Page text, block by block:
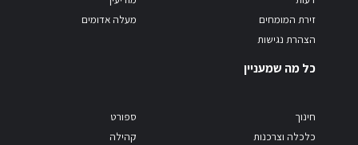
זירת המומחים
הצהרת נגישות
מעלה אדומים
כל מה שמעניין
חינוך
כלכלה וצרכנות
ספורט
קהילה